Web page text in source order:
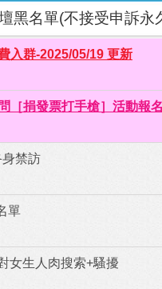
黑名單(不接受申訴永
入群-2025/05/19 更新
［捐發票打手槍］活動報
身禁訪
單
女生人肉搜索+騷擾